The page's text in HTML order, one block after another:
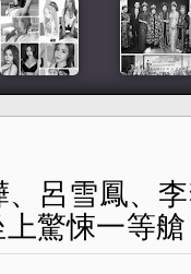
96分鐘》高鐵生死時速 台
呂雪鳳、
驚悚一等艙